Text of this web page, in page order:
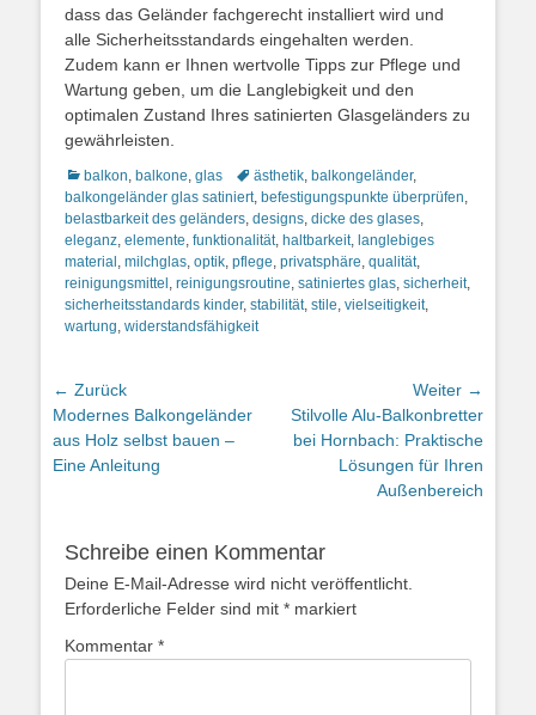
dass das Geländer fachgerecht installiert wird und
alle Sicherheitsstandards eingehalten werden.
Zudem kann er Ihnen wertvolle Tipps zur Pflege und
Wartung geben, um die Langlebigkeit und den
optimalen Zustand Ihres satinierten Glasgeländers zu
gewährleisten.
Kategorien
balkon, balkone, glas Schlagworte
ästhetik, balkongeländer,
balkongeländer glas satiniert, befestigungspunkte überprüfen,
belastbarkeit des geländers, designs, dicke des glases,
eleganz, elemente, funktionalität, haltbarkeit, langlebiges
material , milchglas, optik, pflege, privatsphäre, qualität,
reinigungsmittel , reinigungsroutine, satiniertes glas, sicherheit,
sicherheitsstandards kinder, stabilität, stile, vielseitigkeit,
wartung, widerstandsfähigkeit
Beitragsnavigation
← Zurück
Vorheriger
Beitrag:
Modernes Balkongeländer
aus Holz selbst bauen –
Eine Anleitung
Weiter →
Nächster
Beitrag:
Stilvolle Alu-Balkonbretter
bei Hornbach: Praktische
Lösungen für Ihren
Außenbereich
Schreibe einen Kommentar
Deine E-Mail-Adresse wird nicht veröffentlicht.
Erforderliche Felder sind mit * markiert
Kommentar *